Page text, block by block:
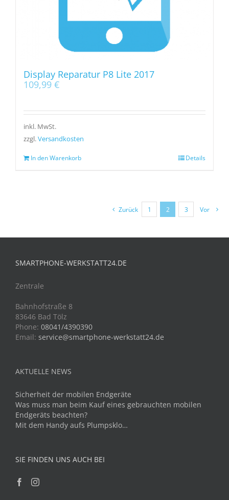
Display Reparatur P8 Lite 2017
109,99 €
inkl. MwSt.
zzgl.Versandkosten
In den Warenkorb Details
Zurück 1 2 3 Vor
SMARTPHONE-WERKSTATT24.DE
Zentrale
Bahnhofstraße 8
83646 Bad Tölz
Phone: 08041/4390390
Email: service@smartphone-werkstatt24.de
AKTUELLE NEWS
Sicherheit der mobilen Endgeräte
Was muss man beim Kauf eines gebrauchten mobilen
Endgeräts beachten?
Mit dem Handy aufs Plumpsklo…
SIE FINDEN UNS AUCH BEI